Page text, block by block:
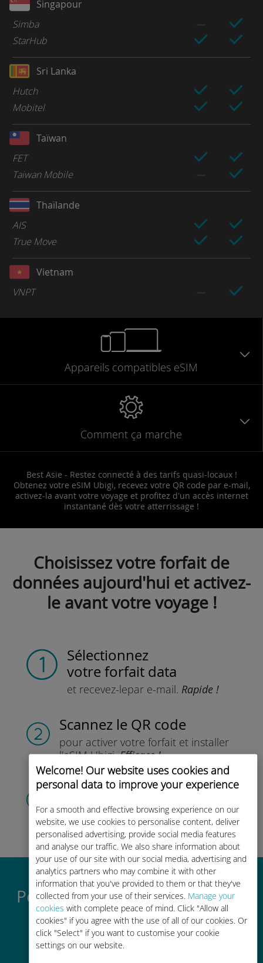
Welcome! Our website uses cookies and
personal data to improve your experience
For a smooth and effective browsing experience on our
website, we use cookies to personalise content, deliver
personalised advertising, provide social media features
and analyse our traffic. We also share information about
your use of our site with our social media, advertising and
analytics partners who may combine it with other
information that you've provided to them or that they've
collected from your use of their services. Manage your
cookies with complete peace of mind. Click "Allow all
cookies" if you agree with the use of all of our cookies. Or
click "Select" if you want to customise your cookie
settings on our website.
Singapour
Simba
StarHub
Sri Lanka
Hutch
Mobitel
Taïwan
FET
Taiwan Mobile
Thaïlande
AIS
True Move
Vietnam
VNPT
Appareils compatibles eSIM
Comment ça marche
Best Asie - Restez connecté à des tarifs quasi-locaux !
Obtenez votre eSIM Ubigi, recevez votre QR code par e-mail,
activez-la avant votre voyage et profitez d'un accès internet
instantané dès votre atterrissage !
Choisissez votre forfait de
données aujourd'hui et activez-
le avant votre voyage !
Sélectionnez
votre forfait data
et recevez-lepar e-mail. Rapide !
Scannez le QR code
pour activer votre forfaitet installer
l'eSIM Ubigi. Efficace !
Créez votre compte
pour utiliser votre forfait,consulter
votre solde et recharger. Profitez !
Pourquoi l'eSIM internationale
Ubigi est si bien